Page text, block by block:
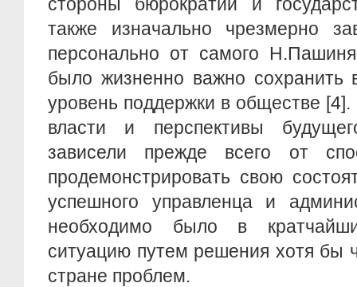
также изначально чрезмерно
персонально от самого
было жизненно важно сохранить
уровень поддержки в обществе
власти и перспективы
зависели прежде всего от
продемонстрировать свою
успешного управленца и
необходимо было в
ситуацию путем решения хотя бы
стране проблем.